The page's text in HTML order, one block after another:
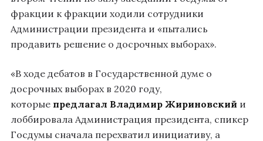
фракции к фракции ходили сотрудники
Администрации президента и «пытались
продавить решение о досрочных выборах».
«В ходе дебатов в Государственной думе о
досрочных выборах в 2020 году,
которые предлагал Владимир Жириновский и
лоббировала Администрация президента, спикер
Госдумы сначала перехватил инициативу, а